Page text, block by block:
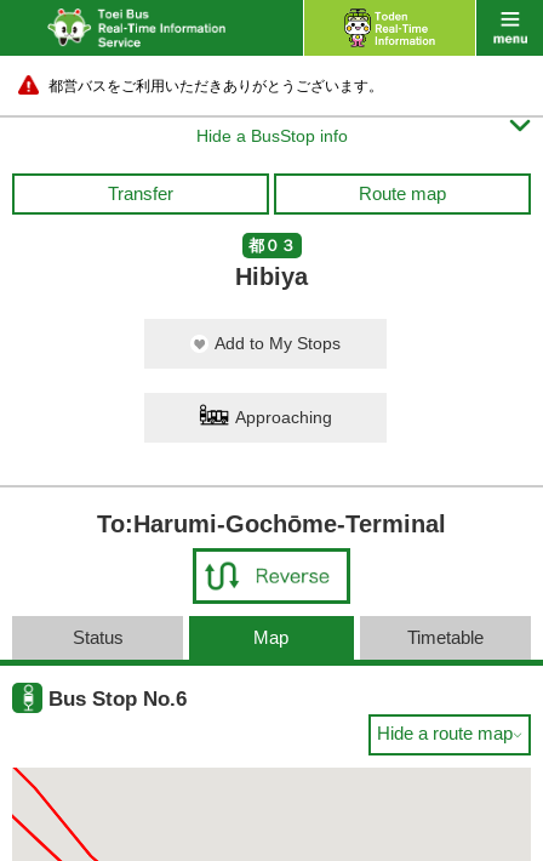
都営バスをご利用いただきありがとうございます。
Hide a BusStop info 
Transfer Route map
都０３
Hibiya
Add to My Stops
Approaching
To:Harumi-Gochōme-Terminal
Status Map Timetable
Bus Stop No.6
Hide a route map